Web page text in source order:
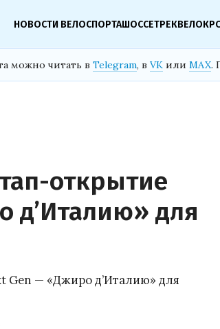
НОВОСТИ ВЕЛОСПОРТАШОССЕТРЕК
можно читать в Telegram, в VK или MAX.
открытие
д’Италию» для